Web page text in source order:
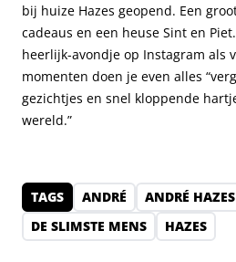
bij huize Hazes geopend. Een
cadeaus en een heuse Sint en
heerlijk-avondje op Instagram als
momenten doen je even alles
gezichtjes en snel kloppende
wereld.”
TAGS ANDRÉ ANDRÉ HAZES
DE SLIMSTE MENS
HAZES